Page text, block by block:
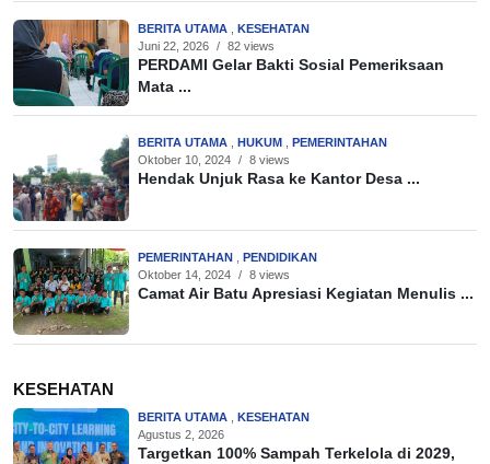
BERITA UTAMA
KESEHATAN
Juni 22, 2026 / 82 views
PERDAMI Gelar Bakti Sosial Pemeriksaan
Mata ...
BERITA UTAMA HUKUM
PEMERINTAHAN
Oktober 10, 2024 / 8 views
Hendak Unjuk Rasa ke Kantor Desa ...
PEMERINTAHAN
PENDIDIKAN
Oktober 14, 2024 / 8 views
Camat Air Batu Apresiasi Kegiatan Menulis ...
KESEHATAN
BERITA UTAMA
KESEHATAN
Agustus 2, 2026
Targetkan 100% Sampah Terkelola di 2029,